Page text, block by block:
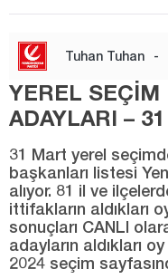
KULUNCAK
PÜTÜRGE
YEŞİLYURT
Mardin
Mersin
Muğla
Muş
Tuhan Tuhan -
YEREL SEÇİM
ADAYLARI –
31 Mart yerel
başkanları listesi
alıyor. 81 il ve
ittifakların aldıkları
sonuçları CANLI
adayların aldıkları
2024 seçim